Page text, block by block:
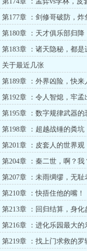
第177章 ：剑修哥破防，炸
第180章 ：天才俱乐部归降
第183章 ：诸天隐秘，都是
关于最近几张
第189章 ：外界凶险，快来
第192章 ：令人智熄，牢孟
第195章 ：数字规律武器的
第198章 ：超越战锤的粪坑
第201章 ：皮套人的世界观
第204章 ：秦二世，啊？我
第207章 ：未雨绸缪，无耻
第210章 ：快捂住他的嘴！
第213章 ：回归结算，身化
第216章 ：进化乐园最大
第219章 ：找上门求救的罗